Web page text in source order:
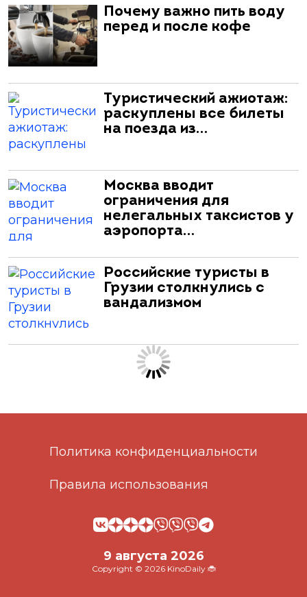
Почему важно пить воду
перед и после кофе
Туристический ажиотаж:
раскуплены все билеты
на поезда из…
Москва вводит
ограничения для
нелегальных таксистов у
аэропорта…
Российские туристы в
Грузии столкнулись с
вандализмом
Политика конфиденциальности
Правила использования
9 августа 2026
Copyright © 2026 KinoDaily 🐞